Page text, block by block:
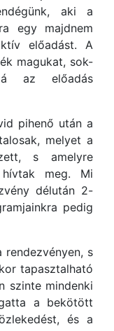
aki a
egy majdnem
előadást. A
magukat, sok-
az előadás
pihenő után a
melyet a
s amelyre
meg. Mi
délután 2-
pedig
rendezvényen, s
tapasztalható
szinte mindenki
a bekötött
és a